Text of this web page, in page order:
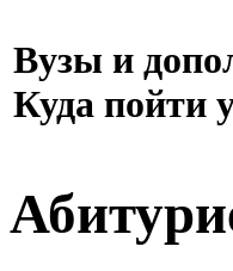
Вузы и
Куда пойти